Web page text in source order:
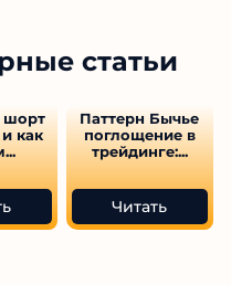
статьи
шорт
как
Паттерн Бычье
поглощение в
трейдинге:...
Читать